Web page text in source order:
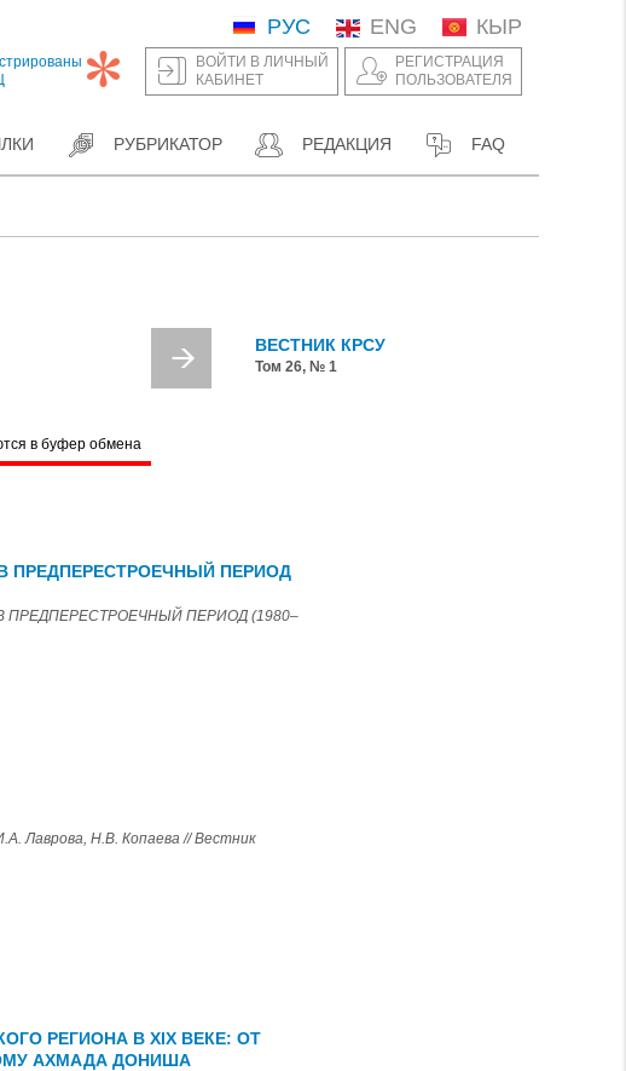
РУС ENG КЫР
ВОЙТИ В ЛИЧНЫЙ
КАБИНЕТ
РЕГИСТРАЦИЯ
ПОЛЬЗОВАТЕЛЯ
РУБРИКАТОР РЕДАКЦИЯ FAQ
ВЕСТНИК КРСУ
Том 26, № 1
в буфер обмена
ПРЕДПЕРЕСТРОЕЧНЫЙ ПЕРИОД
ПРЕДПЕРЕСТРОЕЧНЫЙ ПЕРИОД (1980–
Н.В. Копаева // Вестник
РЕГИОНА В XIX ВЕКЕ: ОТ
АХМАДА ДОНИША